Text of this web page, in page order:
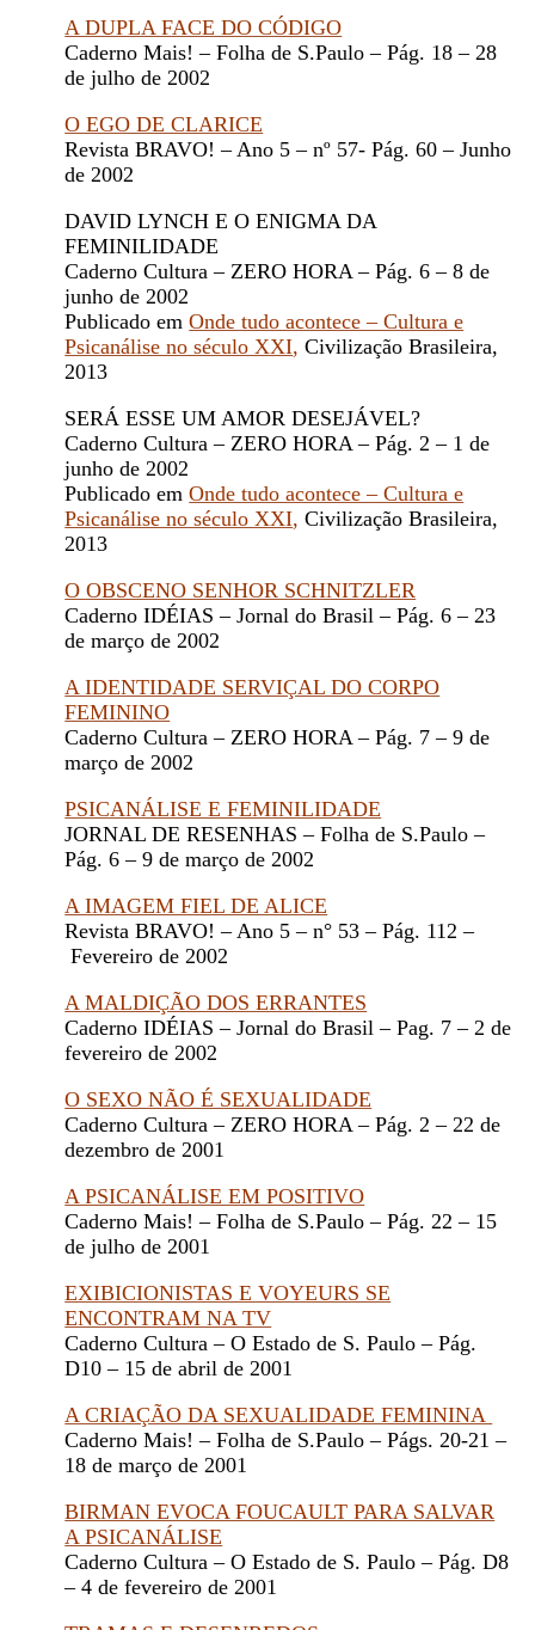
A DUPLA FACE DO CÓDIGO
Caderno Mais! – Folha de S.Paulo – Pág. 18 – 28
de julho de 2002
O EGO DE CLARICE
Revista BRAVO! – Ano 5 – nº 57- Pág. 60 – Junho
de 2002
DAVID LYNCH E O ENIGMA DA
FEMINILIDADE
Caderno Cultura – ZERO HORA – Pág. 6 – 8 de
junho de 2002
Publicado emOnde tudo acontece – Cultura e
Psicanálise no século XXI, Civilização Brasileira,
2013
SERÁ ESSE UM AMOR DESEJÁVEL?
Caderno Cultura – ZERO HORA – Pág. 2 – 1 de
junho de 2002
Publicado emOnde tudo acontece – Cultura e
Psicanálise no século XXI, Civilização Brasileira,
2013
O OBSCENO SENHOR SCHNITZLER
Caderno IDÉIAS – Jornal do Brasil – Pág. 6 – 23
de março de 2002
A IDENTIDADE SERVIÇAL DO CORPO
FEMININO
Caderno Cultura – ZERO HORA – Pág. 7 – 9 de
março de 2002
PSICANÁLISE E FEMINILIDADE
JORNAL DE RESENHAS – Folha de S.Paulo –
Pág. 6 – 9 de março de 2002
A IMAGEM FIEL DE ALICE
Revista BRAVO! – Ano 5 – n° 53 – Pág. 112 –
Fevereiro de 2002
A MALDIÇÃO DOS ERRANTES
Caderno IDÉIAS – Jornal do Brasil – Pag. 7 – 2 de
fevereiro de 2002
O SEXO NÃO É SEXUALIDADE
Caderno Cultura – ZERO HORA – Pág. 2 – 22 de
dezembro de 2001
A PSICANÁLISE EM POSITIVO
Caderno Mais! – Folha de S.Paulo – Pág. 22 – 15
de julho de 2001
EXIBICIONISTAS E VOYEURS SE
ENCONTRAM NA TV
Caderno Cultura – O Estado de S. Paulo – Pág.
D10 – 15 de abril de 2001
A CRIAÇÃO DA SEXUALIDADE FEMININA
Caderno Mais! – Folha de S.Paulo – Págs. 20-21 –
18 de março de 2001
BIRMAN EVOCA FOUCAULT PARA SALVAR
A PSICANÁLISE
Caderno Cultura – O Estado de S. Paulo – Pág. D8
– 4 de fevereiro de 2001